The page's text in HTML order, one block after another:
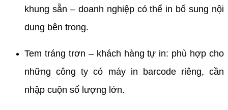
khung sẵn – doanh nghiệp có thể in bổ sung nội
dung bên trong.
Tem tráng trơn – khách hàng tự in: phù hợp cho
những công ty có máy in barcode riêng, cần
nhập cuộn số lượng lớn.